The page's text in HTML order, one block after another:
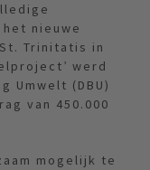
nieuwe
Trinitatis in
werd
Umwelt (DBU)
van 450.000
mogelijk te